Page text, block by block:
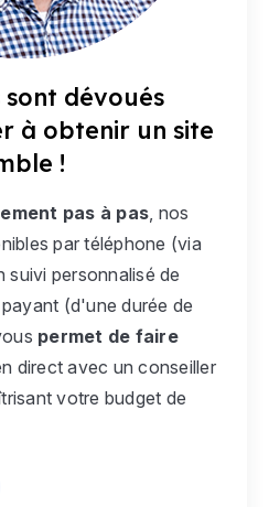
sont dévoués
à obtenir un site
!
pas à pas, nos
par téléphone (via
suivi personnalisé de
(d'une durée de
permet de faire
direct avec un conseiller
votre budget de